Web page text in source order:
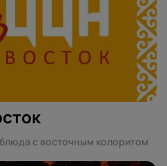
с восточным колоритом